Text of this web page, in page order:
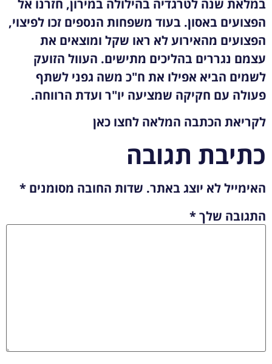
במלאת שנה לטרגדיה בהילולה במירון, חזרנו אל
הפצועים באסון. בעוד משפחות הנספים זכו לפיצוי,
הפצועים מהאירוע לא ראו שקל ומוצאים את
עצמם נגררים בהליכים מתישים. העוול הזועק
לשמים הביא אפילו את ח"כ משה גפני לשתף
פעולה עם חקיקה שמציעה יו"ר ועדת הרווחה.
לקריאת הכתבה המלאה לחצו כאן
כתיבת תגובה
האימייל לא יוצג באתר. שדות החובה מסומנים *
התגובה שלך*